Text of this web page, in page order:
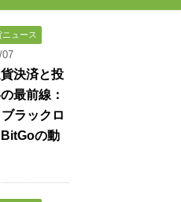
ュース
07
決済と投
最前線：
ラックロ
の動